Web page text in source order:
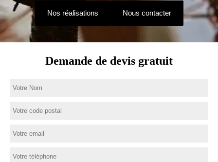
Nos réalisations Nous contacter
Demande de devis gratuit